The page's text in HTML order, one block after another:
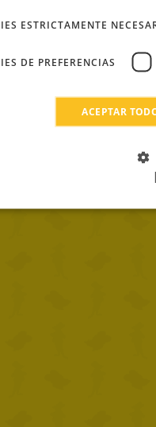
ESTRICTAMENTE
DE PREFERENCIAS
ACEPTAR